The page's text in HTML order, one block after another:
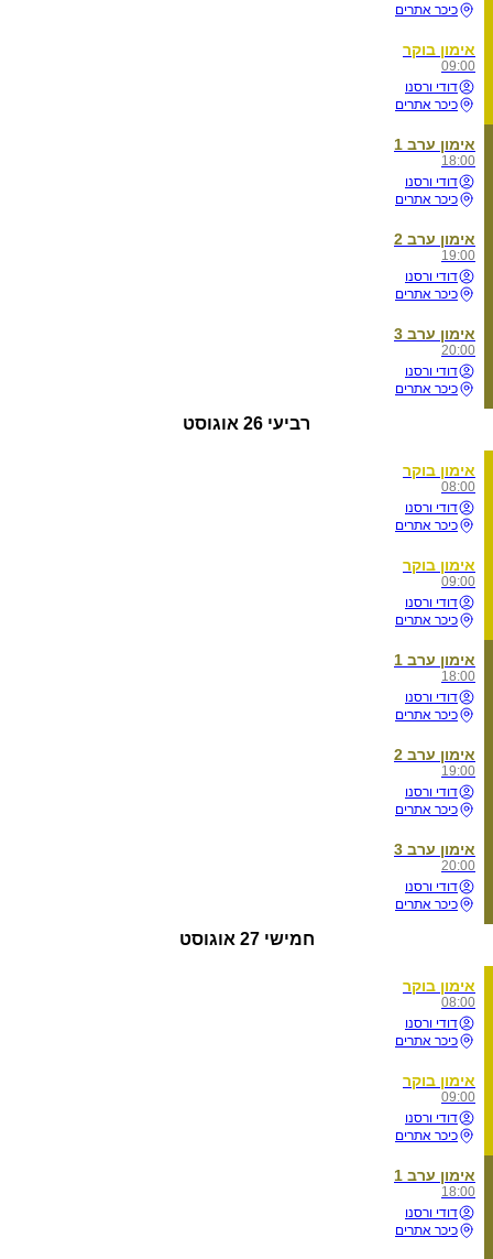
כיכר אתרים
אימון בוקר
09:00
דודי ורסנו
כיכר אתרים
אימון ערב 1
18:00
דודי ורסנו
כיכר אתרים
אימון ערב 2
19:00
דודי ורסנו
כיכר אתרים
אימון ערב 3
20:00
דודי ורסנו
כיכר אתרים
רביעי 26 אוגוסט
אימון בוקר
08:00
דודי ורסנו
כיכר אתרים
אימון בוקר
09:00
דודי ורסנו
כיכר אתרים
אימון ערב 1
18:00
דודי ורסנו
כיכר אתרים
אימון ערב 2
19:00
דודי ורסנו
כיכר אתרים
אימון ערב 3
20:00
דודי ורסנו
כיכר אתרים
חמישי 27 אוגוסט
אימון בוקר
08:00
דודי ורסנו
כיכר אתרים
אימון בוקר
09:00
דודי ורסנו
כיכר אתרים
אימון ערב 1
18:00
דודי ורסנו
כיכר אתרים